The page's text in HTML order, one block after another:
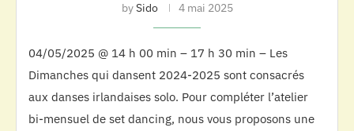
bySido 4 mai 2025
04/05/2025 @ 14 h 00 min – 17 h 30 min – Les
Dimanches qui dansent 2024-2025 sont consacrés
aux danses irlandaises solo. Pour compléter l’atelier
bi-mensuel de set dancing, nous vous proposons une